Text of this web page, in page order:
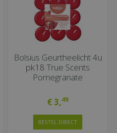
Bolsius Geurtheelicht 4u
pk18 True Scents
Pomegranate
€3,49
BESTEL DIRECT